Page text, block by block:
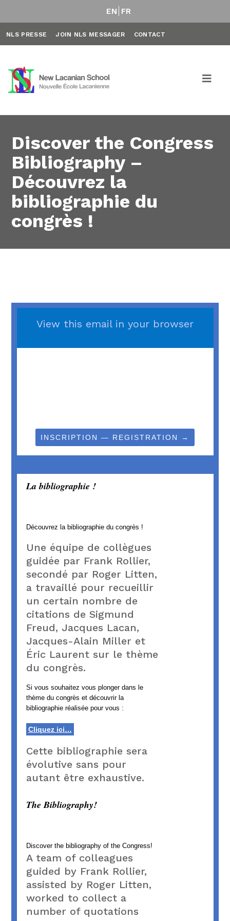
EN FR
NLS PRESSE JOIN NLS MESSAGER CONTACT
Discover the Congress
Bibliography –
Découvrez la
bibliographie du
congrès !
View this email in your browser
INSCRIPTION — REGISTRATION →
La bibliographie !
Découvrez la bibliographie du congrès !
Une équipe de collègues
guidée par Frank Rollier,
secondé par Roger Litten,
a travaillé pour recueillir
un certain nombre de
citations de Sigmund
Freud, Jacques Lacan,
Jacques-Alain Miller et
Éric Laurent sur le thème
du congrès.
Si vous souhaitez vous plonger dans le
thème du congrès et découvrir la
bibliographie réalisée pour vous :
Cliquez ici…
Cette bibliographie sera
évolutive sans pour
autant être exhaustive.
The Bibliography!
Discover the bibliography of the Congress!
A team of colleagues
guided by Frank Rollier,
assisted by Roger Litten,
worked to collect a
number of quotations